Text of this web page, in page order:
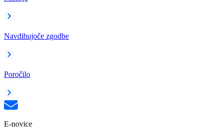
Navdihujoče zgodbe
Poročilo
E-novice